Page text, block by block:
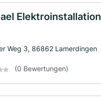
Elektroinstallation
Weg 3, 86862 Lamerdingen
(0 Bewertungen)